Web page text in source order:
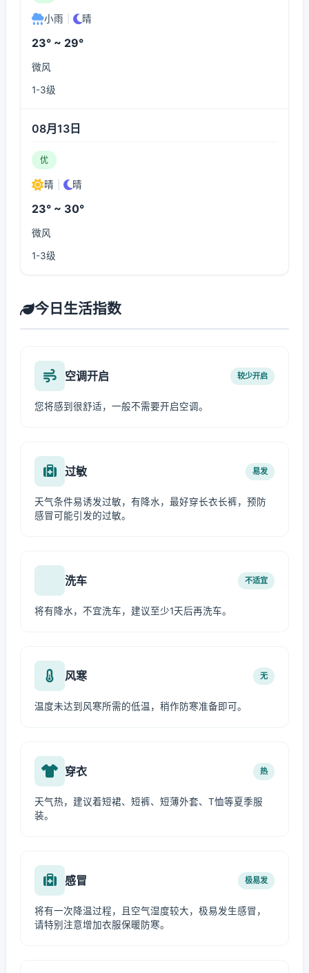
小雨 晴
23° ~ 29°
微风
1-3级
08月13日
优
晴 晴
23° ~ 30°
微风
1-3级
今日生活指数
空调开启 较少开启
您将感到很舒适，一般不需要开启空调。
过敏 易发
天气条件易诱发过敏，有降水，最好穿长衣长裤，预防
感冒可能引发的过敏。
洗车 不适宜
将有降水，不宜洗车，建议至少1天后再洗车。
风寒 无
温度未达到风寒所需的低温，稍作防寒准备即可。
穿衣 热
天气热，建议着短裙、短裤、短薄外套、T恤等夏季服
装。
感冒 极易发
将有一次降温过程，且空气湿度较大，极易发生感冒，
请特别注意增加衣服保暖防寒。